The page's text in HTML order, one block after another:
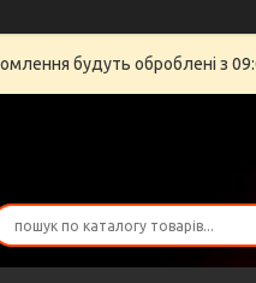
будуть оброблені з